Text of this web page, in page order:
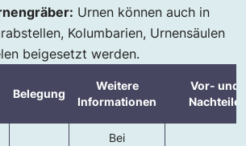
Urnen können auch in
Kolumbarien, Urnensäulen
beigesetzt werden.
Belegung
Weitere
Informationen
Vor- und
Nachteile
Bei